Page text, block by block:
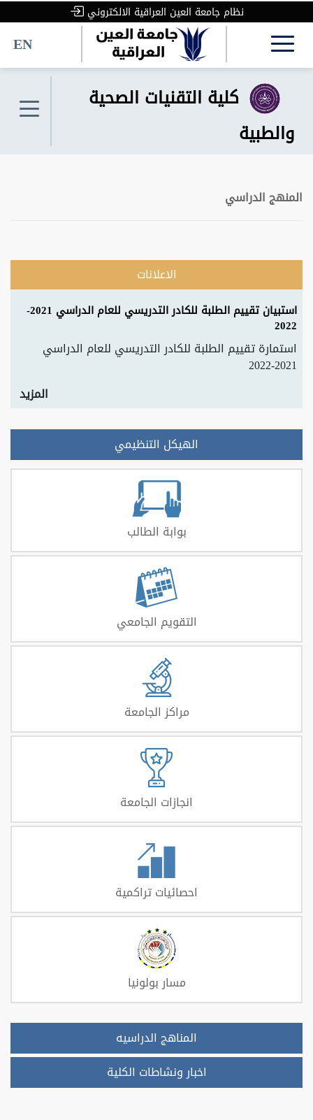
نظام جامعة العين العراقية الالكتروني
EN
كلية التقنيات الصحية
والطبية
المنهج الدراسي
الاعلانات
استبيان تقييم الطلبة للكادر التدريسي للعام الدراسي 2021-
2022
استمارة تقييم الطلبة للكادر التدريسي للعام الدراسي
2021-2022
المزيد
الهيكل التنظيمي
بوابة الطالب
التقويم الجامعي
مراكز الجامعة
انجازات الجامعة
احصائيات تراكمية
مسار بولونيا
المناهج الدراسيه
اخبار ونشاطات الكلية